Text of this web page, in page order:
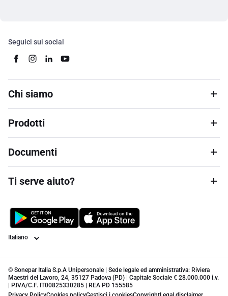
Seguici sui social
Chi siamo
Prodotti
Documenti
Ti serve aiuto?
Lingua
© Sonepar Italia S.p.A Unipersonale | Sede legale ed amministrativa: Riviera
Maestri del Lavoro, 24, 35127 Padova (PD) | Capitale Sociale € 28.000.000 i.v.
| P.IVA/C.F. IT00825330285 | REA PD 155585